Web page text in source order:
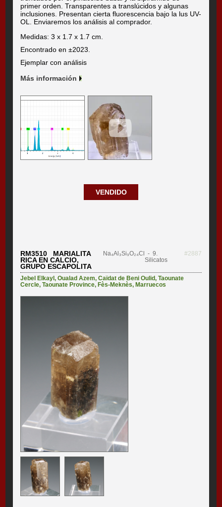
primer orden. Transparentes a translúcidos y algunas
inclusiones. Presentan cierta fluorescencia bajo la lus UV-
OL. Enviaremos los análisis al comprador.
Medidas: 3 x 1.7 x 1.7 cm.
Encontrado en ±2023.
Ejemplar con análisis
Más información
VENDIDO
RM3510 MARIALITA
RICA EN CALCIO,
GRUPO ESCAPOLITA
Na₄Al₃Si₉O₂₄Cl
- 9.
Silicatos
#2887
Jebel Elkayl,Oualad Azem,Caïdat de Beni Oulid,Taounate
Cercle,Taounate Province, Fès-Meknès, Marruecos